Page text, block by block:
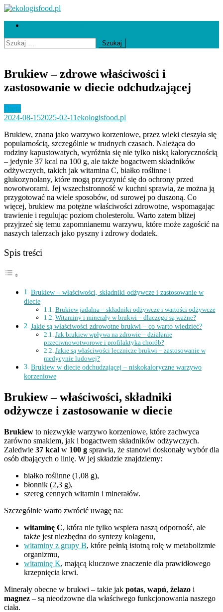
Skip
content
ekologisfood.pl
Ekologis
Szukaj:
Brukiew – zdrowe właściwości i
zastosowanie w diecie odchudzającej
Dieta
2024-08-152025-02-11ekologisfood.pl
Brukiew, znana jako warzywo korzeniowe, przez wieki cieszyła się
popularnością, szczególnie w trudnych czasach. Należąca do
rodziny kapustowatych, wyróżnia się nie tylko niską kalorycznością
– jedynie 37 kcal na 100 g, ale także bogactwem składników
odżywczych, takich jak witamina C, białko roślinne i
glukozynolany, które mogą przyczynić się do ochrony przed
nowotworami. Jej wszechstronność w kuchni sprawia, że można ją
przygotować na wiele sposobów, od surowej po duszoną. Co
więcej, brukiew ma potężne właściwości zdrowotne, wspomagając
trawienie i regulując poziom cholesterolu. Warto zatem bliżej
przyjrzeć się temu zapomnianemu warzywu, które może zagościć na
naszych talerzach jako pyszny i zdrowy dodatek.
Spis treści
Brukiew – właściwości, składniki odżywcze i zastosowanie w
diecie
Brukiew jadalna – składniki odżywcze i wartości odżywcze
Witaminy i minerały w brukwi – dlaczego są ważne?
Jakie są właściwości zdrowotne brukwi – co warto wiedzieć?
Jak brukiew wpływa na zdrowie – działanie
przeciwnowotworowe i profilaktyka chorób?
Jakie są właściwości lecznicze brukwi – zastosowanie w
medycynie ludowej?
Brukiew w diecie odchudzającej – niskokaloryczne warzywo
korzeniowe
Brukiew – właściwości, składniki
odżywcze i zastosowanie w diecie
Brukiew to niezwykłe warzywo korzeniowe, które zachwyca
zarówno smakiem, jak i bogactwem składników odżywczych.
Zaledwie 37 kcal w 100 g sprawia, że stanowi doskonały wybór dla
osób dbających o linię. W jej składzie znajdziemy:
białko roślinne (1,08 g),
błonnik (2,3 g),
szereg cennych witamin i minerałów.
Szczególnie warto zwrócić uwagę na:
witaminę C, która nie tylko wspiera naszą odporność, ale
także jest niezbędna do syntezy kolagenu,
witaminy z grupy B, które pełnią istotną rolę w metabolizmie
organizmu,
witaminę K, mającą kluczowe znaczenie dla prawidłowego
krzepnięcia krwi.
Minerały obecne w brukwi – takie jak potas, wapń, żelazo i
magnez – są nieodzowne dla właściwego funkcjonowania naszego
ciała.